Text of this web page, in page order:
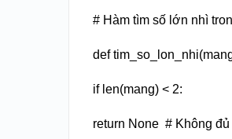
# Hàm tìm số lớn nhì
def
if len(mang) < 2:
return None # Không